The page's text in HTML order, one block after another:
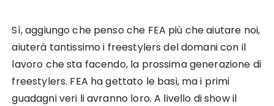
Sì, aggiungo che penso che FEA più che aiutare noi,
aiuterà tantissimo i freestylers del domani con il
lavoro che sta facendo, la prossima generazione di
freestylers. FEA ha gettato le basi, ma i primi
guadagni veri li avranno loro. A livello di show il